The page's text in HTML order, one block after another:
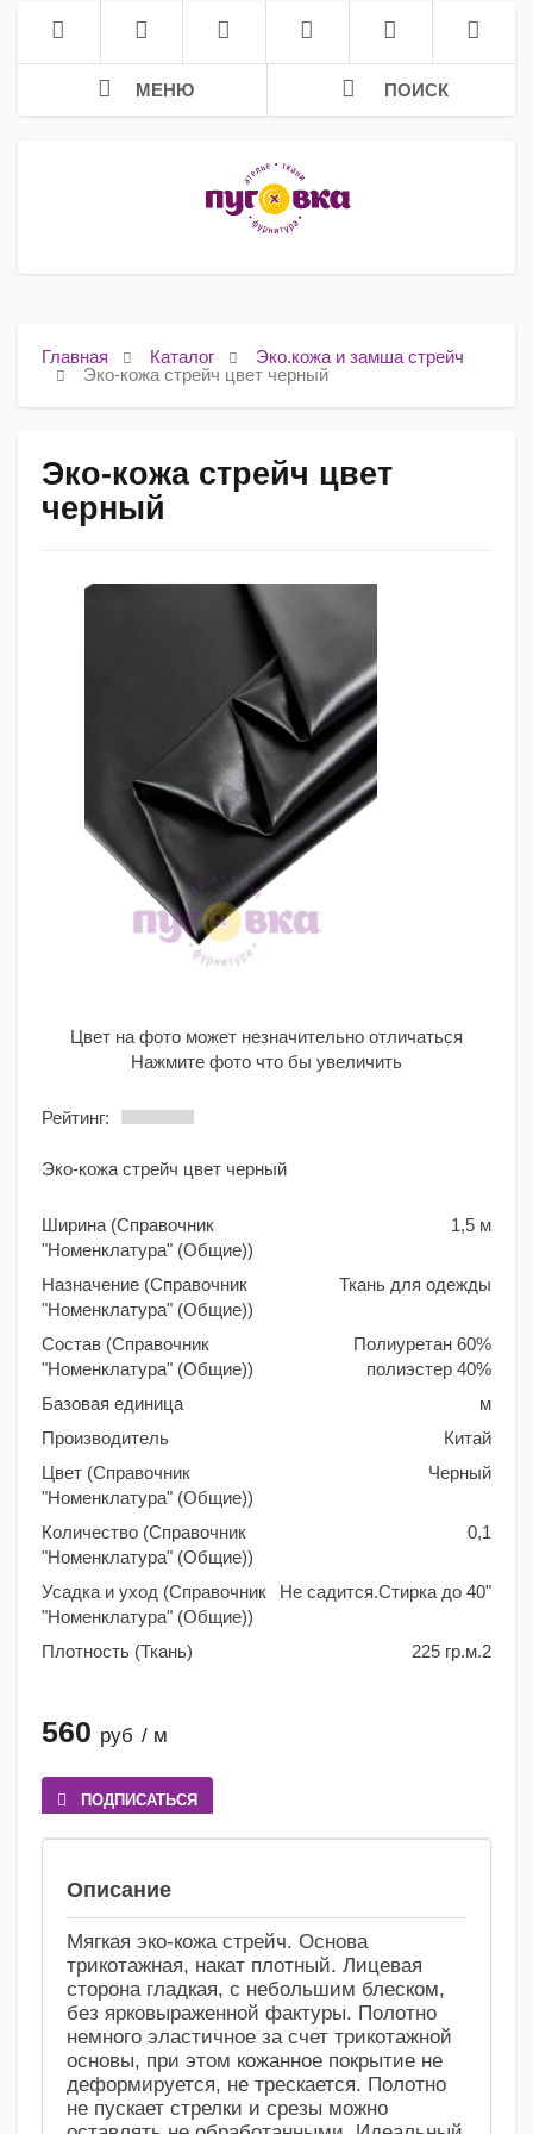
МЕНЮ ПОИСК
Главная Каталог
Эко.кожа и замша стрейч
Эко-кожа стрейч цвет черный
Эко-кожа стрейч цвет
черный
Цвет на фото может незначительно отличаться
Нажмите фото что бы увеличить
Рейтинг:
Эко-кожа стрейч цвет черный
Ширина (Справочник
"Номенклатура" (Общие))
1,5 м
Назначение (Справочник
"Номенклатура" (Общие))
Ткань для одежды
Состав (Справочник
"Номенклатура" (Общие))
Полиуретан 60%
полиэстер 40%
Базовая единица
м
Производитель
Китай
Цвет (Справочник
"Номенклатура" (Общие))
Черный
Количество (Справочник
"Номенклатура" (Общие))
0,1
Усадка и уход (Справочник
"Номенклатура" (Общие))
Не садится.Стирка до 40"
Плотность (Ткань) 225 гр.м.2
560 руб / м
ПОДПИСАТЬСЯ
Описание
Мягкая эко-кожа стрейч. Основа
трикотажная, накат плотный. Лицевая
сторона гладкая, с небольшим блеском,
без ярковыраженной фактуры. Полотно
немного эластичное за счет трикотажной
основы, при этом кожанное покрытие не
деформируется, не трескается. Полотно
не пускает стрелки и срезы можно